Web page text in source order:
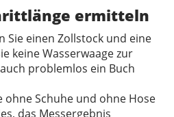
ermitteln
Sie einen Zollstock und eine
keine Wasserwaage zur
problemlos ein Buch
ohne Schuhe und ohne Hose
das Messergebnis